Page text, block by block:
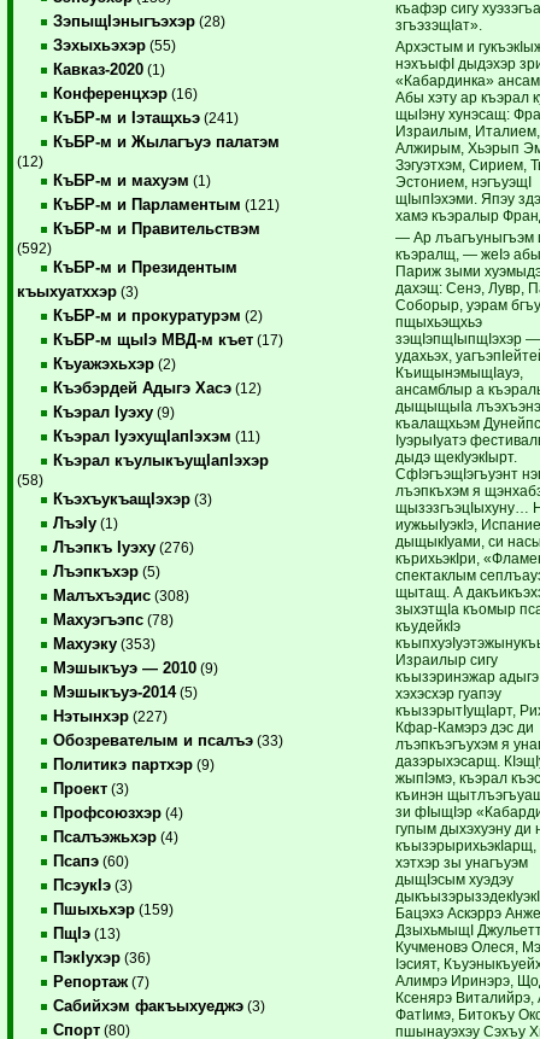
ЗэпыщIэныгъэхэр (28)
Зэхыхьэхэр (55)
Кавказ-2020 (1)
Конференцхэр (16)
КъБР-м и Iэтащхьэ (241)
КъБР-м и Жылагъуэ палатэм
(12)
КъБР-м и махуэм (1)
КъБР-м и Парламентым (121)
КъБР-м и Правительствэм
(592)
КъБР-м и Президентым
къыхуатххэр (3)
КъБР-м и прокуратурэм (2)
КъБР-м щыIэ МВД-м къет (17)
Къуажэхьхэр (2)
Къэбэрдей Адыгэ Хасэ (12)
Къэрал Iуэху (9)
Къэрал IуэхущIапIэхэм (11)
Къэрал къулыкъущIапIэхэр
(58)
КъэхъукъащIэхэр (3)
ЛъэIу (1)
Лъэпкъ Iуэху (276)
Лъэпкъхэр (5)
Малъхъэдис (308)
Махуэгъэпс (78)
Махуэку (353)
Мэшыкъуэ — 2010 (9)
Мэшыкъуэ-2014(5)
Нэтынхэр (227)
Обозревателым и псалъэ (33)
Политикэ партхэр (9)
Проект (3)
Профсоюзхэр (4)
Псалъэжьхэр (4)
Псапэ (60)
ПсэукIэ (3)
Пшыхьхэр (159)
ПщIэ (13)
ПэкIухэр (36)
Репортаж (7)
Сабийхэм факъыхуеджэ (3)
Спорт (80)
къафэр сигу
згъэзэщIат».
Архэстым и
нэхъыфI дыдэхэр
«Кабардинка»
Абы хэту ар къэрал
щыIэну хунэсащ:
Израилым, Италием,
Алжирым, Хьэрып
Зэгуэтхэм, Сирием,
Эстонием, нэгъуэщI
щIыпIэхэми. Япэу
хамэ къэралыр
— Ар лъагъуныгъэм
къэралщ, — жеIэ
Париж зыми
дахэщ: Сенэ, Лувр,
Соборыр, уэрам
пщыхьэщхьэ
зэщIэпщIыпщIэхэр
удахьэх,
КъищынэмыщIауэ,
ансамблыр а
дыщыщыIа
къалащхьэм
IуэрыIуатэ
дыдэ щекIуэкIырт.
СфIэгъэщIэгъуэнт
лъэпкъхэм я
щызэзгъэцIыхуну…
иужьыIуэкIэ,
дыщыкIуами, си
кърихьэкIри,
спектаклым
щытащ. А
зыхэтщIа къомыр
къудейкIэ
Израилыр сигу
къызэринэжар адыгэ
хэхэсхэр гуапэу
къызэрытIущIарт,
Кфар-Камэрэ дэс ди
лъэпкъэгъухэм я
дазэрыхэсарщ.
жыпIэмэ, къэрал
къинэн
зи фIыщIэр
гупым дыхэхуэну ди
хэтхэр зы унагъуэм
дыщIэсым хуэдэу
Бацэхэ Аскэррэ
ДзыхьмыщI
Кучменовэ Олеся,
Iэсият,
Алимрэ Иринэрэ,
Ксенярэ Виталийрэ,
ФатIимэ, Битокъу
пшынауэхэу Сэхъу